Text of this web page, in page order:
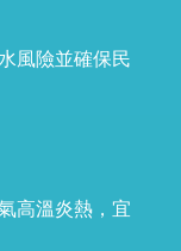
風險並確保民
高溫炎熱，宜